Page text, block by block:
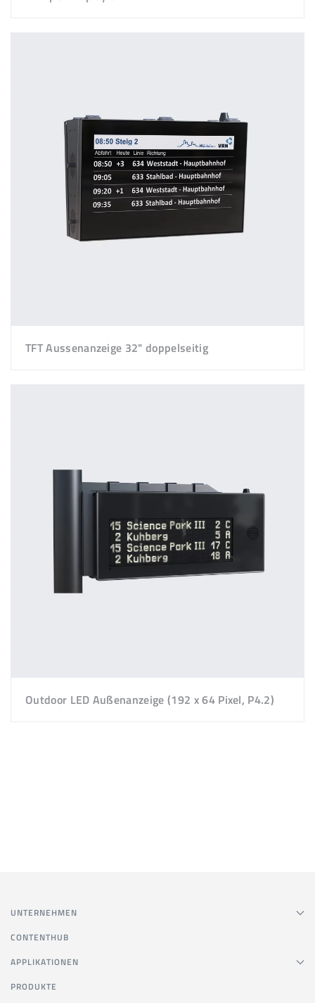
TFT Aussenanzeige 32" doppelseitig
Outdoor LED Außenanzeige (192 x 64 Pixel, P4.2)
UNTERNEHMEN
CONTENTHUB
APPLIKATIONEN
PRODUKTE